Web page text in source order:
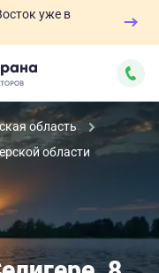
уже в
область
области